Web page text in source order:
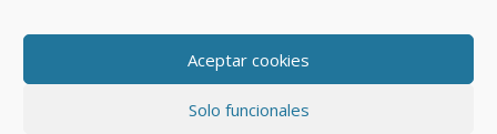
Aceptar cookies
Solo funcionales
Copyleft 2026. La Ortiga Colectiva |Privacidad